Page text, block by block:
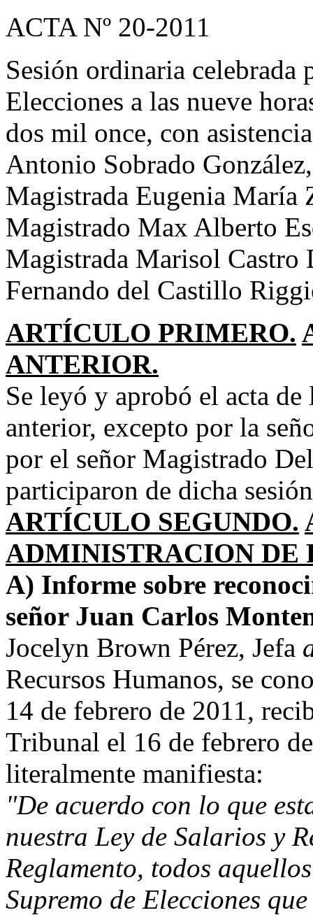
ACTA Nº 20-2011
Sesión ordinaria
Elecciones a las nueve
dos mil once, con
Antonio Sobrado
Magistrada Eugenia María
Magistrado Max Alberto
Magistrada Marisol Castro
Fernando del Castillo
ARTÍCULO PRIMERO.
ANTERIOR.
Se leyó y aprobó el acta
anterior, excepto por la
por el señor Magistrado
participaron de dicha
ARTÍCULO SEGUNDO.
ADMINISTRACION DE
A) Informe sobre
señor Juan Carlos
Jocelyn Brown Pérez, Jefa
Recursos Humanos, se
14 de febrero de 2011,
Tribunal el 16 de febrero
literalmente manifiesta:
"De acuerdo con lo que
nuestra Ley de Salarios y
Reglamento, todos
Supremo de Elecciones